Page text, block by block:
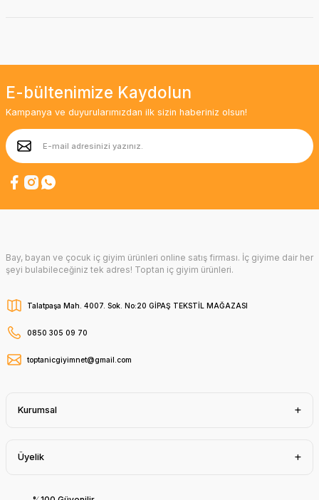
E-bültenimize Kaydolun
Kampanya ve duyurularımızdan ilk sizin haberiniz olsun!
Bay, bayan ve çocuk iç giyim ürünleri online satış firması. İç giyime dair her
şeyi bulabileceğiniz tek adres! Toptan iç giyim ürünleri.
Talatpaşa Mah. 4007. Sok. No:20 GİPAŞ TEKSTİL MAĞAZASI
0850 305 09 70
toptanicgiyimnet@gmail.com
Kurumsal
Üyelik